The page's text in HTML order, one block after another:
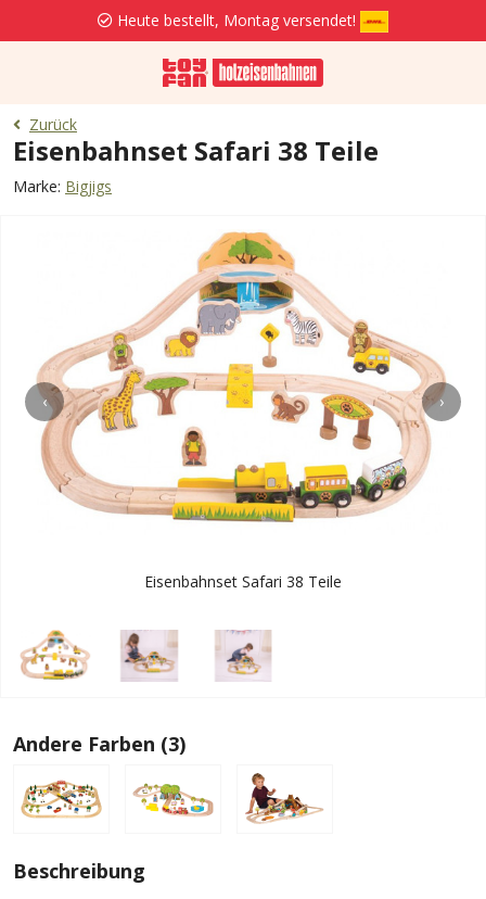
Heute bestellt, Montag versendet!
Zurück
Eisenbahnset Safari 38 Teile
Marke: Bigjigs
‹ ›
Eisenbahnset Safari 38 Teile
Andere Farben (3)
Beschreibung